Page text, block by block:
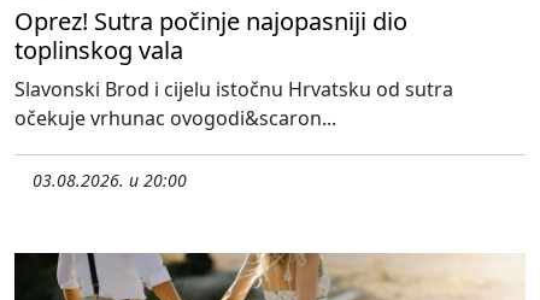
Oprez! Sutra počinje najopasniji dio
toplinskog vala
Slavonski Brod i cijelu istočnu Hrvatsku od sutra
očekuje vrhunac ovogodi&scaron...
03.08.2026. u 20:00